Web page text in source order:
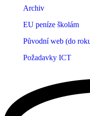
Archiv
EU peníze školám
Původní web (do
Požadavky ICT